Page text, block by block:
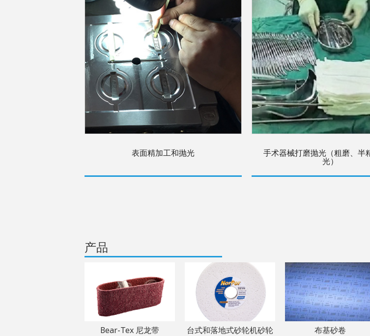
表面精加工和抛光 手术器械打磨抛光（粗磨、半
光）
产品
Bear-Tex 尼龙带 台式和落地式砂轮机砂轮 布基砂卷